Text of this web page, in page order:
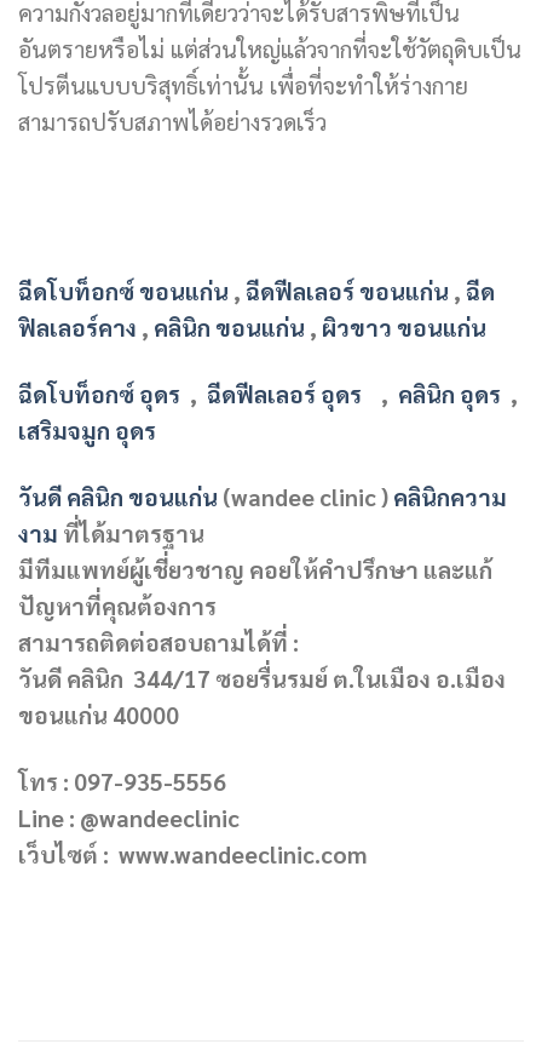
ความกังวลอยู่มากทีเดียวว่าจะได้รับสารพิษที่เป็น
อันตรายหรือไม่ แต่ส่วนใหญ่แล้วจากที่จะใช้วัตถุดิบเป็น
โปรตีนแบบบริสุทธิ์เท่านั้น เพื่อที่จะทำให้ร่างกาย
สามารถปรับสภาพได้อย่างรวดเร็ว
ฉีดโบท็อกซ์ ขอนแก่น , ฉีดฟีลเลอร์ ขอนแก่น , ฉีด
ฟิลเลอร์คาง , คลินิก ขอนแก่น , ผิวขาว ขอนแก่น
ฉีดโบท็อกซ์ อุดร , ฉีดฟีลเลอร์ อุดร , คลินิก อุดร ,
เสริมจมูก อุดร
วันดี คลินิก ขอนแก่น (wandee clinic ) คลินิกความ
งาม ที่ได้มาตรฐาน
มีทีมแพทย์ผู้เชี่ยวชาญ คอยให้คำปรึกษา และแก้
ปัญหาที่คุณต้องการ
สามารถติดต่อสอบถามได้ที่ :
วันดี คลินิก 344/17 ซอยรื่นรมย์ ต.ในเมือง อ.เมือง
ขอนแก่น 40000
โทร : 097-935-5556
Line : @wandeeclinic
เว็บไซต์ : www.wandeeclinic.com